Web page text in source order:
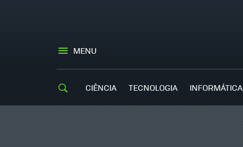
MENU
CIÊNCIA TECNOLOGIA INFORMÁTICA